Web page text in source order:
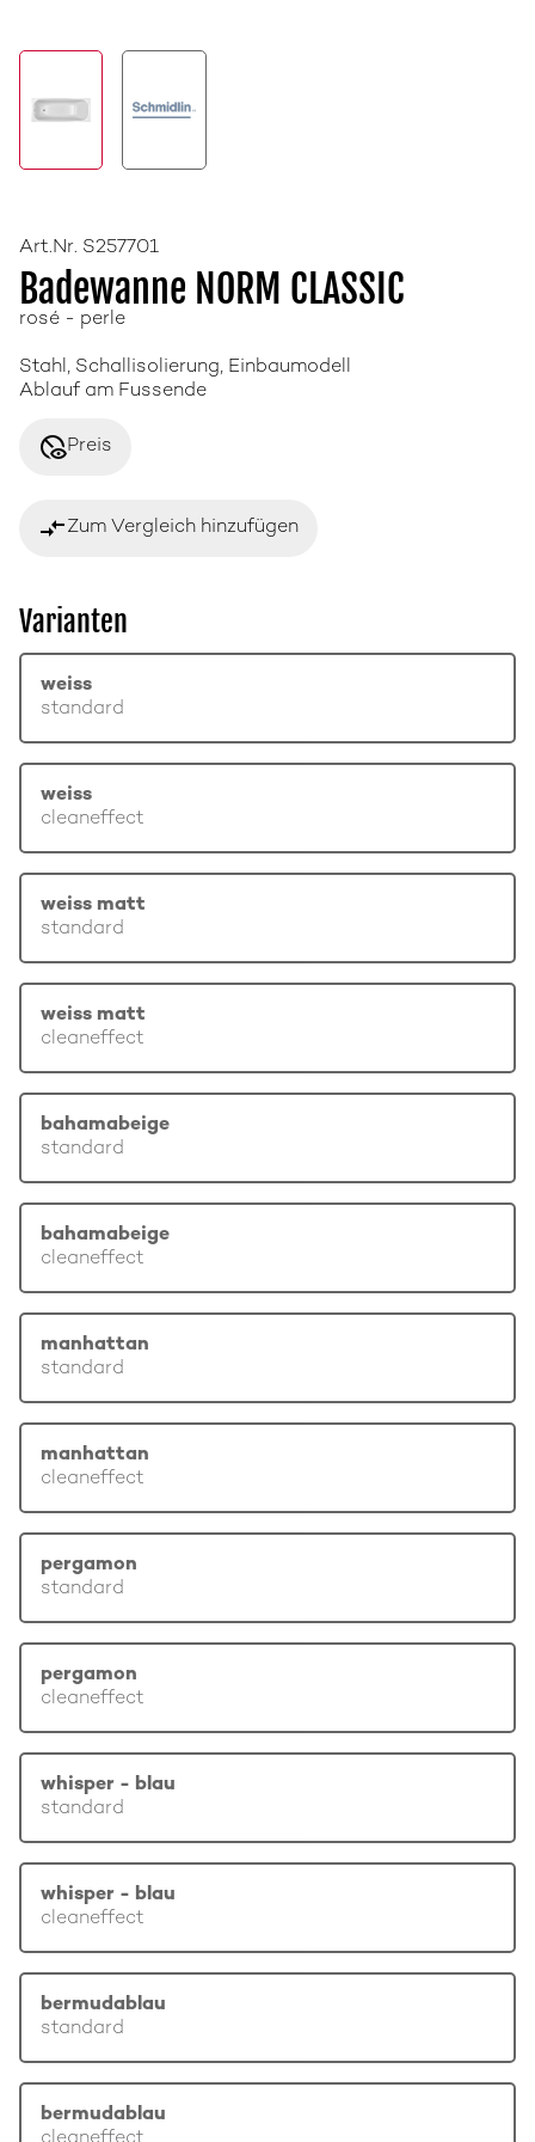
Art.Nr. S257701
Badewanne NORM CLASSIC
rosé - perle
Stahl, Schallisolierung, Einbaumodell
Ablauf am Fussende
disabled_visiblePreis
compare_arrowsZum Vergleich hinzufügen
Varianten
weiss
standard
weiss
cleaneffect
weiss matt
standard
weiss matt
cleaneffect
bahamabeige
standard
bahamabeige
cleaneffect
manhattan
standard
manhattan
cleaneffect
pergamon
standard
pergamon
cleaneffect
whisper - blau
standard
whisper - blau
cleaneffect
bermudablau
standard
bermudablau